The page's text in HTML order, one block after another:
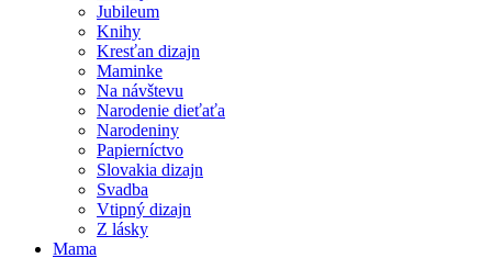
Jubileum
Knihy
Kresťan dizajn
Maminke
Na návštevu
Narodenie dieťaťa
Narodeniny
Papierníctvo
Slovakia dizajn
Svadba
Vtipný dizajn
Z lásky
Mama